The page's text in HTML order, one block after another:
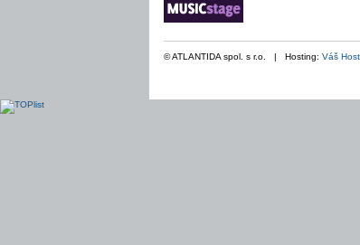
© ATLANTIDA spol. s r.o. | Hosting: Váš